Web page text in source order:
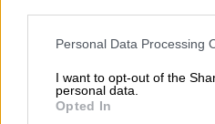
Please note that this website/
not limited to your visit or usage
grant or deny consent to
use your data for below
Personal Data Processing
I want to opt-out of the
personal data.
Opted In